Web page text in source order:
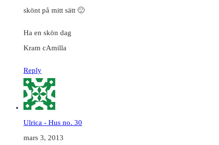
skönt på mitt sätt 🙂
Ha en skön dag
Kram cAmilla
Reply
Ulrica - Hus no. 30
mars 3, 2013